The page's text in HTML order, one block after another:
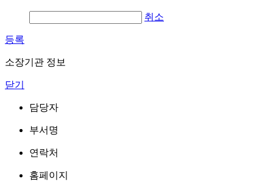
취소
등록
소장기관 정보
닫기
담당자
부서명
연락처
홈페이지